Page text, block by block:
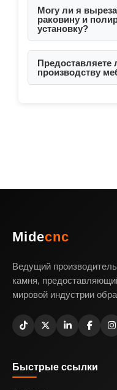
и деталей кромки.
Могу ли я
раковину и
установку?
поддерживают
для нескольких
Предоставляете
производству
Midecnc
Ведущий
камня,
мировой индустрии
Быстрые ссылки